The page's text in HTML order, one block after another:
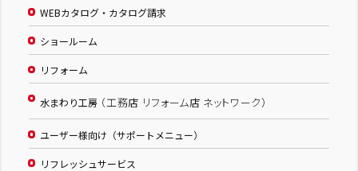
WEBカタログ・カタログ請求
ショールーム
リフォーム
水まわり工房 （工務店 リフォーム店 ネットワーク）
ユーザー様向け（サポートメニュー）
リフレッシュサービス